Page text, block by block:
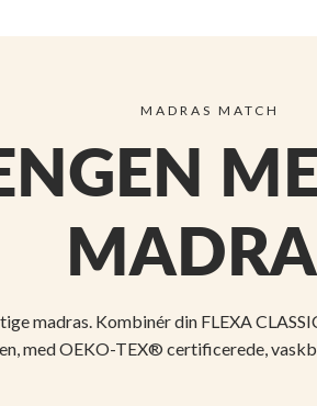
MADRAS MATCH
madras. Kombinér din FLEXA
med OEKO-TEX® certificerede,